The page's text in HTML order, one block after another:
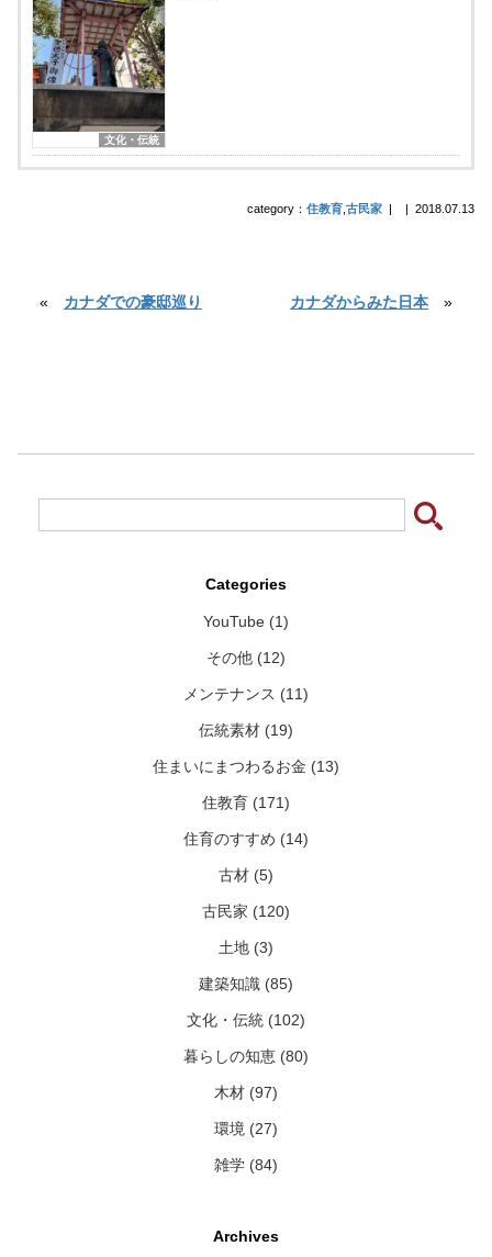
文化・伝統
category：住教育 ,古民家 | |2018.07.13
« カナダでの豪邸巡り カナダからみた日本 »
Categories
YouTube (1)
その他 (12)
メンテナンス (11)
伝統素材 (19)
住まいにまつわるお金 (13)
住教育 (171)
住育のすすめ (14)
古材 (5)
古民家 (120)
土地 (3)
建築知識 (85)
文化・伝統 (102)
暮らしの知恵 (80)
木材 (97)
環境 (27)
雑学 (84)
Archives